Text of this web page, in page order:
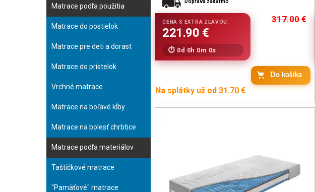
Matrace podľa použitia
Matrace do postielok
Matrace pre deti a dorast
Matrace do prístelok
Vrchné matrace
Matrace na boľavé kĺby
Matrace na bolesť chrbtice
Matrace podľa materiálov
Taštičkové matrace
"Pamäťové" matrace
Doprava zadarmo
317.00€
0d 0h 0m 0s
Do košíka
Na splátky už od 31.70 €